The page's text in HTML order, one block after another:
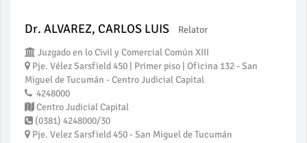
Dr. ALVAREZ, CARLOS LUIS
Relator
Juzgado en lo Civil y Comercial Común XIII
Pje. Vélez Sarsfield 450 | Primer piso | Oficina 132 - San
Miguel de Tucumán - Centro Judicial Capital
4248000
Centro Judicial Capital
(0381) 4248000/30
Pje. Velez Sarsfield 450 - San Miguel de Tucumán